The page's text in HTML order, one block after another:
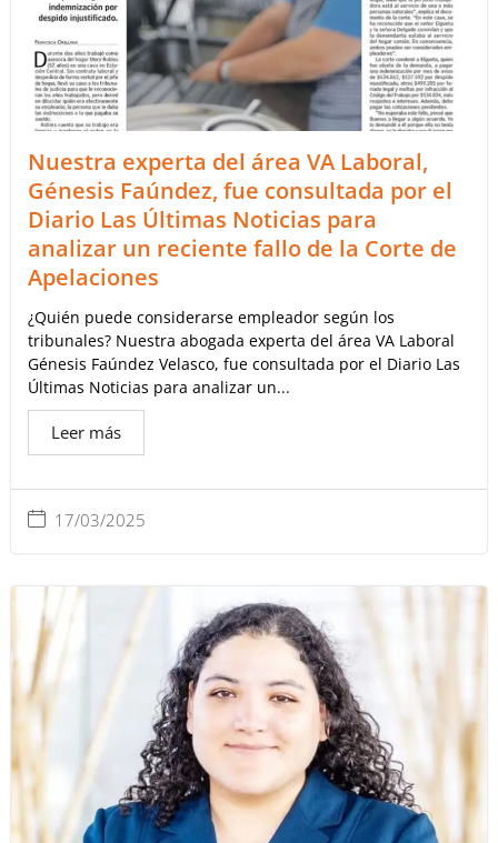
Nuestra experta del área VA Laboral,
Génesis Faúndez, fue consultada por el
Diario Las Últimas Noticias para
analizar un reciente fallo de la Corte de
Apelaciones
17/03/2025
¿Quién puede considerarse empleador según los
tribunales? Nuestra abogada experta del área VA Laboral
Génesis Faúndez Velasco, fue consultada por el Diario Las
Últimas Noticias para analizar un...
Leer más